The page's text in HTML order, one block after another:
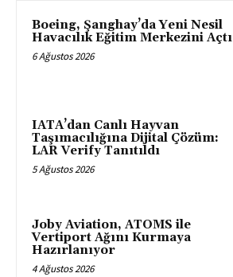
Boeing, Şanghay’da Yeni Nesil
Havacılık Eğitim Merkezini Açtı
6 Ağustos 2026
IATA’dan Canlı Hayvan
Taşımacılığına Dijital Çözüm:
LAR Verify Tanıtıldı
5 Ağustos 2026
Joby Aviation, ATOMS ile
Vertiport Ağını Kurmaya
Hazırlanıyor
4 Ağustos 2026